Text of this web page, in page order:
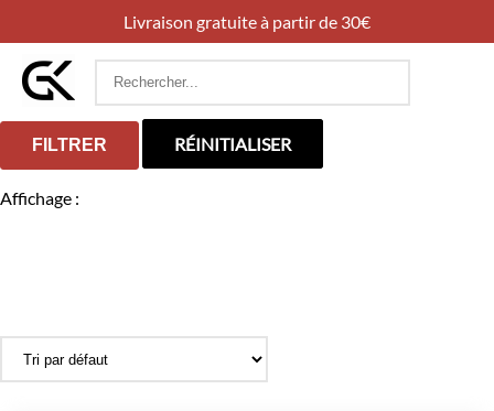
Livraison gratuite à partir de 30€
Rechercher
FILTRER RÉINITIALISER
Affichage :